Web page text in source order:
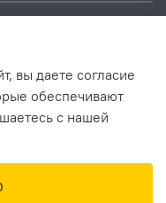
Москва, ул.
вы даете согласие
обеспечивают
с нашей